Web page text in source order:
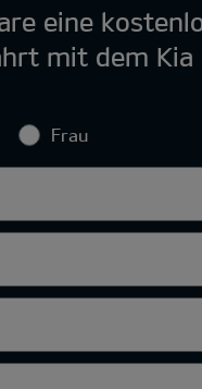
eine
mit dem Kia
Frau